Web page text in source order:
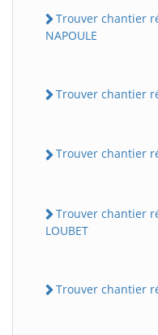
Trouver chantier
NAPOULE
Trouver chantier
Trouver chantier
Trouver chantier
LOUBET
Trouver chantier